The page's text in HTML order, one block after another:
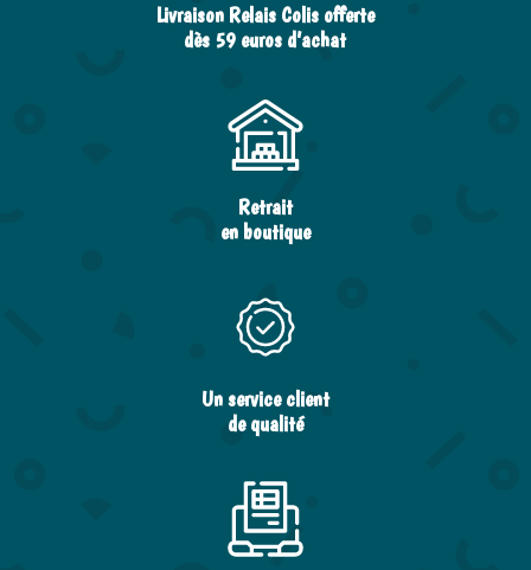
Livraison Relais Colis offerte
dès 59 euros d’achat
Retrait
en boutique
Un service client
de qualité